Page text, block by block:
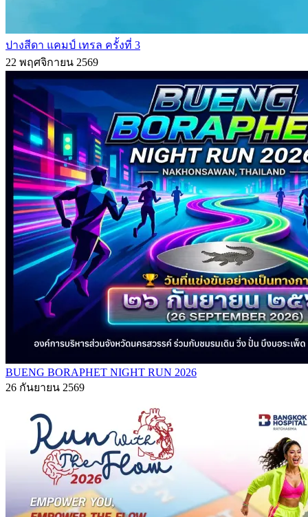
ปางสีดา แคมป์ เทรล ครั้งที่ 3
22 พฤศจิกายน 2569
BUENG BORAPHET NIGHT RUN 2026
26 กันยายน 2569